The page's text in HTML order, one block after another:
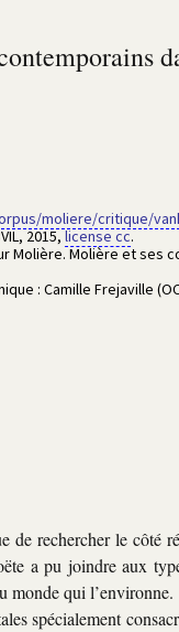
moliere/critique/
,2015,license cc.
Molière. Molière et ses
: Camille Frejaville
de rechercher le
a pu joindre aux
monde qui l’environne.
spécialement